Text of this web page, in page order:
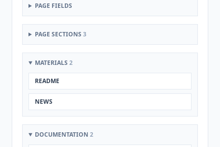
PAGE FIELDS
PAGE SECTIONS 3
MATERIALS 2
README
NEWS
DOCUMENTATION 2